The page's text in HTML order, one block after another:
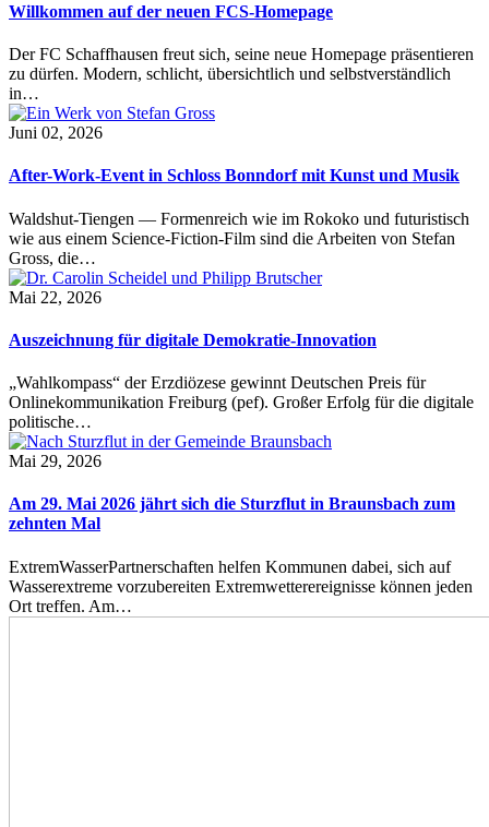
Willkommen auf der neuen FCS-Homepage
Der FC Schaffhausen freut sich, seine neue Homepage präsentieren
zu dürfen. Modern, schlicht, übersichtlich und selbstverständlich
in…
Juni 02, 2026
After-Work-Event in Schloss Bonndorf mit Kunst und Musik
Waldshut-Tiengen — Formenreich wie im Rokoko und futuristisch
wie aus einem Science-Fiction-Film sind die Arbeiten von Stefan
Gross, die…
Mai 22, 2026
Auszeichnung für digitale Demokratie-Innovation
„Wahlkompass“ der Erzdiözese gewinnt Deutschen Preis für
Onlinekommunikation Freiburg (pef). Großer Erfolg für die digitale
politische…
Mai 29, 2026
Am 29. Mai 2026 jährt sich die Sturzflut in Braunsbach zum
zehnten Mal
ExtremWasserPartnerschaften helfen Kommunen dabei, sich auf
Wasserextreme vorzubereiten Extremwetterereignisse können jeden
Ort treffen. Am…